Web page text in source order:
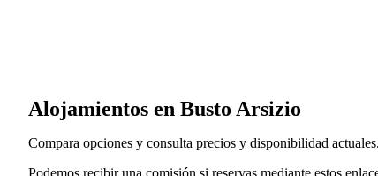
Alojamientos en Busto Arsizio
Compara opciones y consulta precios y disponibilidad actuales.
Podemos recibir una comisión si reservas mediante estos